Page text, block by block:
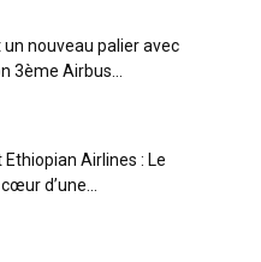
nouveau palier avec
3ème Airbus...
Airlines : Le
d’une...